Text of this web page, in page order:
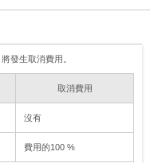
發生取消費用。
取消費用
沒有
費用的100 %